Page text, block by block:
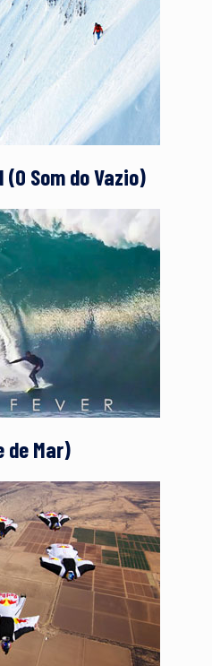
Som do Vazio)
de Mar)